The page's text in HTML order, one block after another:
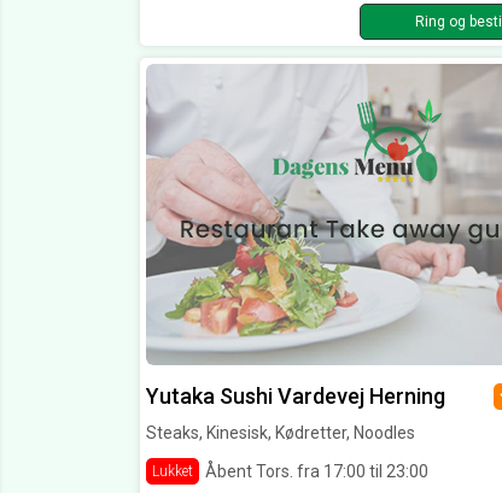
Ring og bestil
Yutaka Sushi Vardevej Herning
Steaks, Kinesisk, Kødretter, Noodles
Lukket Åbent Tors. fra 17:00 til 23:00